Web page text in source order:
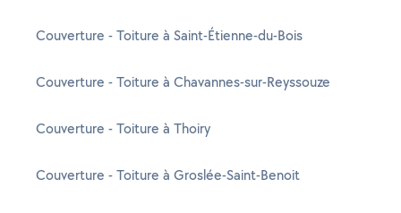
Couverture - Toiture à Saint-Étienne-du-Bois
Couverture - Toiture à Chavannes-sur-Reyssouze
Couverture - Toiture à Thoiry
Couverture - Toiture à Groslée-Saint-Benoit